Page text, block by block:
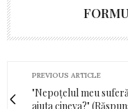
PREVIOUS ARTICLE
"Nepoțelul meu
ajuta cineva?"